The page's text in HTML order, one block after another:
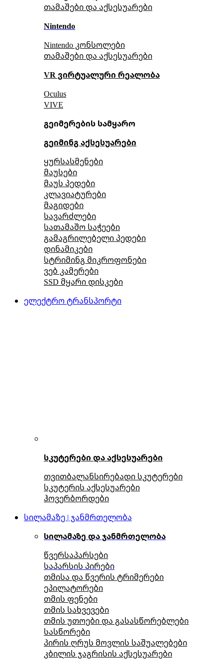
თამაშები და აქსესუარები
Nintendo
Nintendo კონსოლები
თამაშები და აქსესუარები
VR ვირტუალური რეალობა
Oculus
VIVE
გეიმერების სამყარო
გეიმინგ აქსესუარები
ყურსასმენები
მაუსები
მაუს პედები
კლავიატურები
მაგიდები
სავარძლები
სათამაშო საჭეები
გამაგრილებელი პედები
დინამიკები
სტრიმინგ მიკროფონები
ვებ კამერები
SSD მყარი დისკები
ელექტრო ტრანსპორტი
სკუტერები და აქსესუარები
თვითბალანსირებადი სკუტერები
სკუტერის აქსესუარები
ჰოვერბორდები
სილამაზე | ჯანმრთელობა
სილამაზე და ჯანმრთელობა
წვერსაპარსები
საპარსის პირები
თმისა და წვერის ტრიმერები
ეპილატორები
თმის ფენები
თმის სახვევები
თმის უთოები და გასასწორებლები
სასწორები
პირის ღრუს მოვლის საშუალებები
კბილის ჯაგრისის აქსესუარები